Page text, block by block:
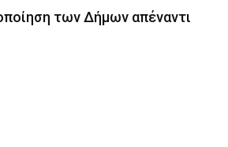
των Δήμων απέναντι